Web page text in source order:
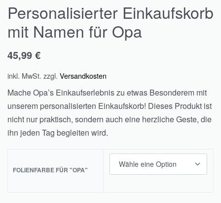
Personalisierter Einkaufskorb
mit Namen für Opa
45,99 €
inkl. MwSt. zzgl. Versandkosten
Mache Opa’s Einkaufserlebnis zu etwas Besonderem mit
unserem personalisierten Einkaufskorb! Dieses Produkt ist
nicht nur praktisch, sondern auch eine herzliche Geste, die
ihn jeden Tag begleiten wird.
FOLIENFARBE FÜR "OPA"